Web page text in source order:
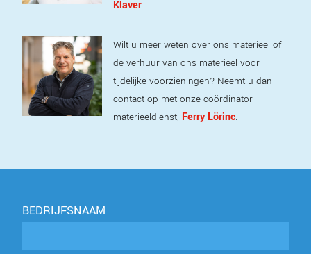
Klaver.
Wilt u meer weten over ons materieel of
de verhuur van ons materieel voor
tijdelijke voorzieningen? Neemt u dan
contact op met onze coördinator
materieeldienst, Ferry Lörinc.
BEDRIJFSNAAM